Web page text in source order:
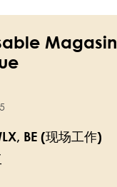
Magasin
BE (现场工作)